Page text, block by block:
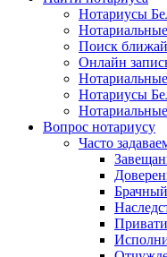
Нотариусы
Поиск
Онлайн
Нотариусы
Вопрос нотариусу
Часто